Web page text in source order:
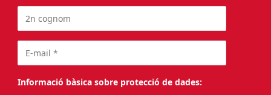
Informació bàsica sobre protecció de dades: